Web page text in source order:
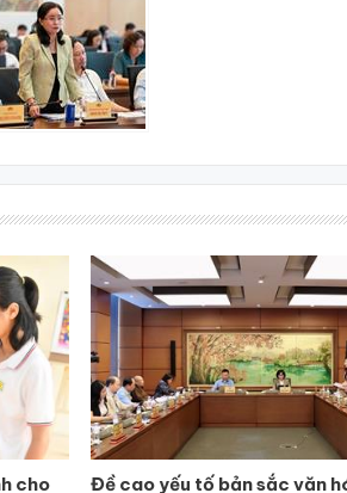
cho Đề cao yếu tố bản sắc văn